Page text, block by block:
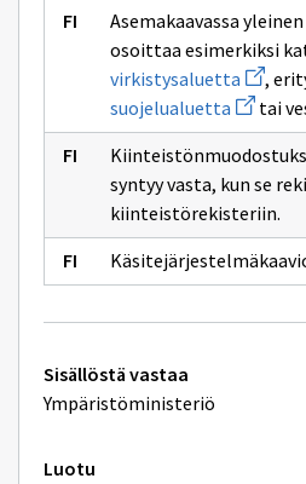
Asemakaavassa
osoittaa esimerkiksi
virkistysaluetta Avaa
uuden
ikkunan
sivulle
,
suojelualuetta Avaa
uuden
ikkunan
sivulle
tai
syntyy vasta, kun se
kiinteistörekisteriin.
Tekniset
lisätiedot
Sisällöstä vastaa
Ympäristöministeriö
Luotu